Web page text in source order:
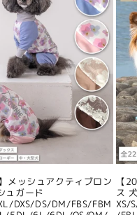
メッシュアクティブロン
ュガード
DXS/DS/DM/FBS/FBM
【
ス
XS/